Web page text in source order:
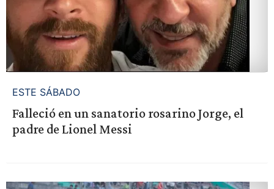
ESTE SÁBADO
Falleció en un sanatorio rosarino Jorge, el
padre de Lionel Messi